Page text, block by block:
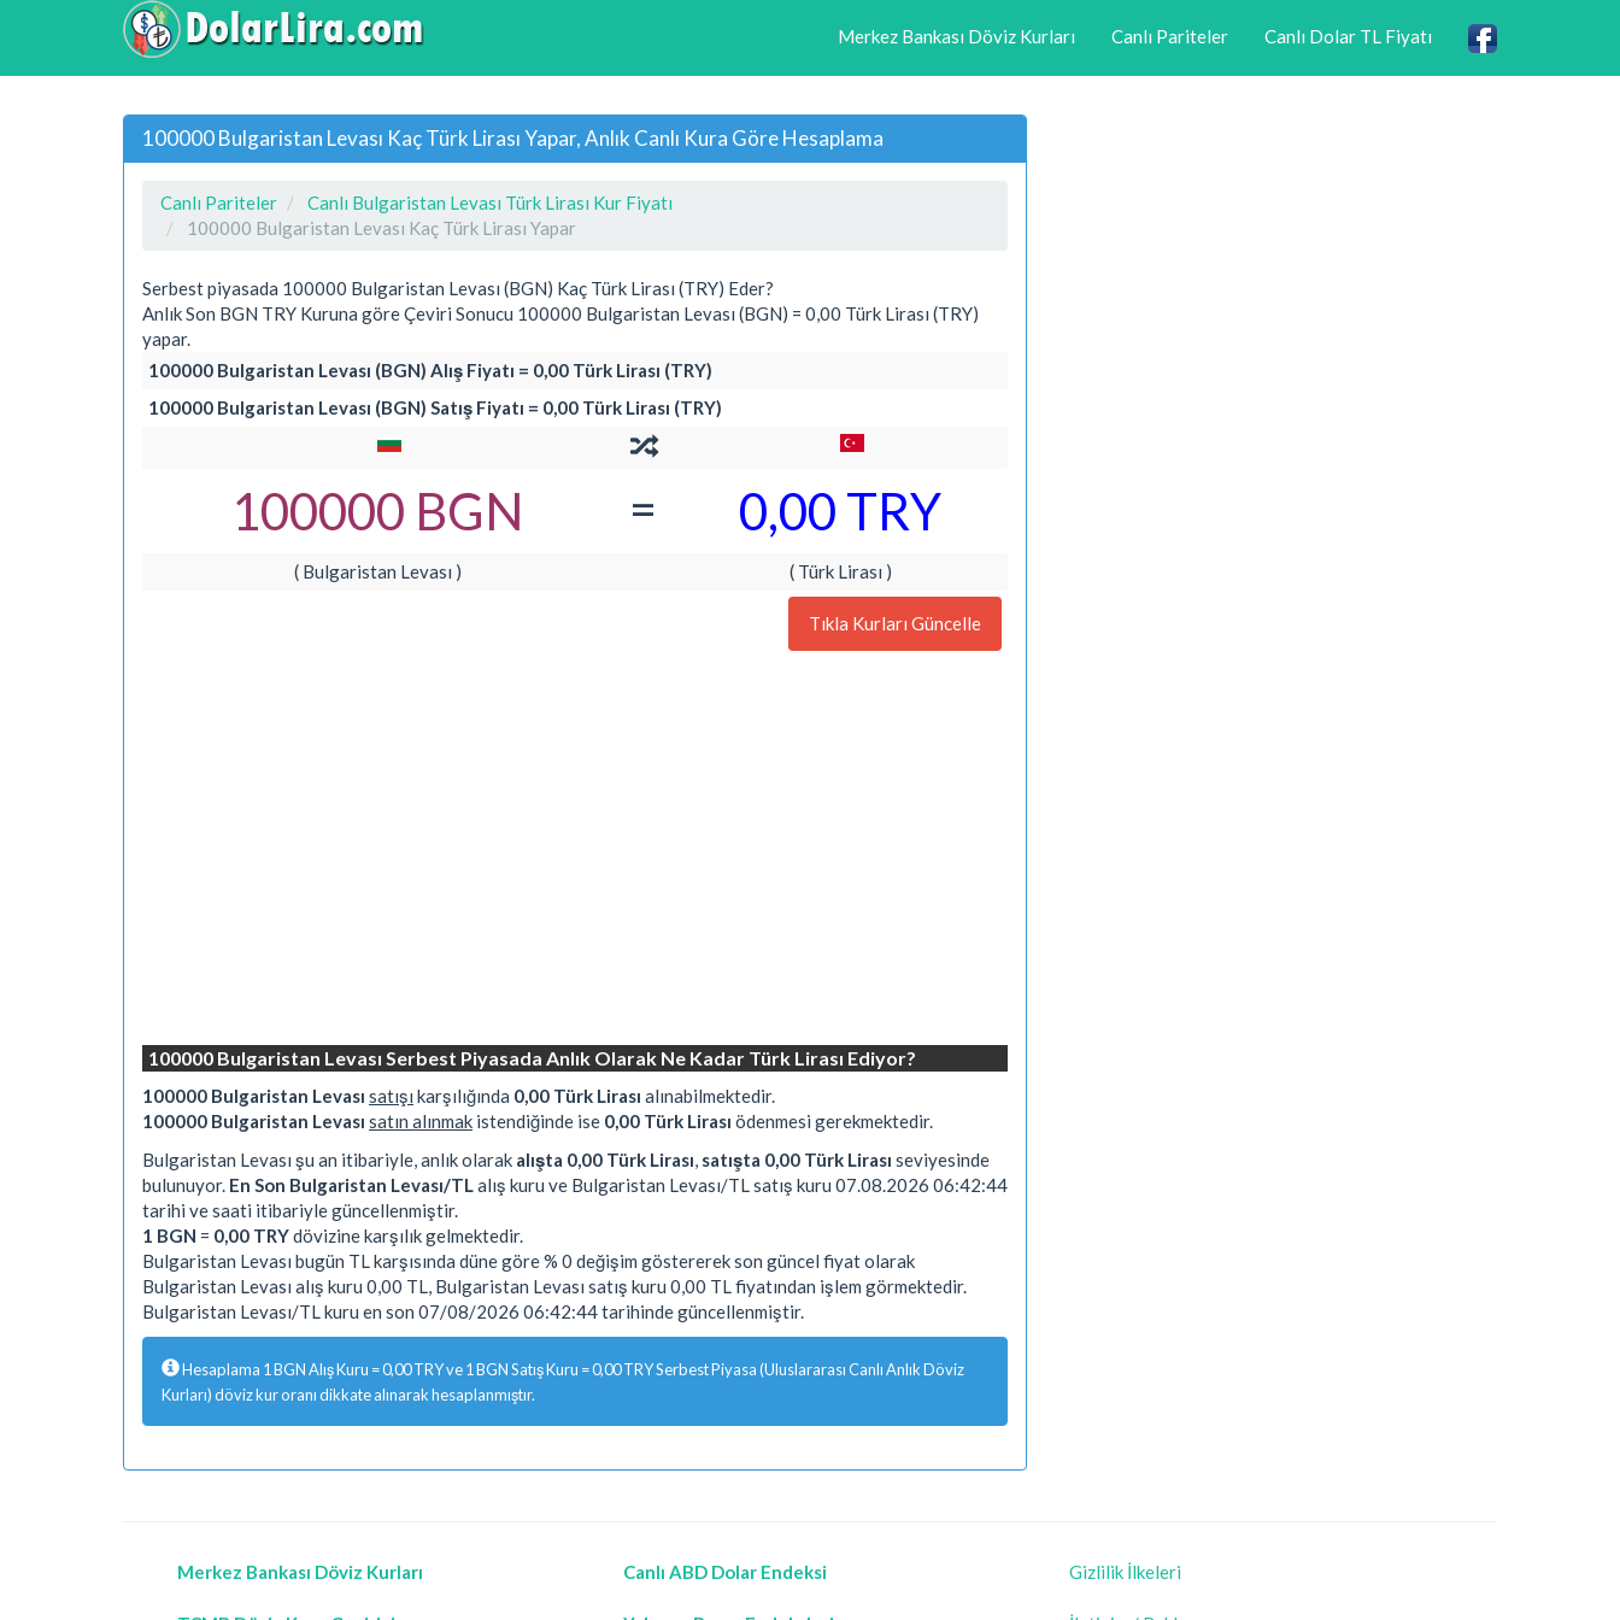
Merkez Bankası Döviz Kurları Canlı Pariteler Canlı Dolar TL Fiyatı
100000 Bulgaristan Levası Kaç Türk Lirası Yapar, Anlık Canlı Kura Göre Hesaplama
Canlı Pariteler
Canlı Bulgaristan Levası Türk Lirası Kur Fiyatı
100000 Bulgaristan Levası Kaç Türk Lirası Yapar
Serbest piyasada 100000 Bulgaristan Levası (BGN) Kaç Türk Lirası (TRY) Eder?
Anlık Son BGN TRY Kuruna göre Çeviri Sonucu 100000 Bulgaristan Levası (BGN) = 0,00 Türk Lirası (TRY)
yapar.
100000 Bulgaristan Levası (BGN) Alış Fiyatı = 0,00 Türk Lirası (TRY)
100000 Bulgaristan Levası (BGN) Satış Fiyatı = 0,00 Türk Lirası (TRY)
100000 BGN = 0,00 TRY
( Bulgaristan Levası ) ( Türk Lirası )
Tıkla Kurları Güncelle
100000 Bulgaristan Levası Serbest Piyasada Anlık Olarak Ne Kadar Türk Lirası Ediyor?
100000 Bulgaristan Levası satışı karşılığında 0,00 Türk Lirası alınabilmektedir.
100000 Bulgaristan Levası satın alınmak istendiğinde ise 0,00 Türk Lirası ödenmesi gerekmektedir.
Bulgaristan Levası şu an itibariyle, anlık olarak alışta 0,00 Türk Lirası satışta 0,00 Türk Lirası seviyesinde
bulunuyor. En Son Bulgaristan Levası/TL alış kuru ve Bulgaristan Levası/TL satış kuru 07.08.2026 06:42:44
tarihi ve saati itibariyle güncellenmiştir.
1 BGN = 0,00 TRYdövizine karşılık gelmektedir.
Bulgaristan Levası bugün TL karşısında düne göre % 0 değişim göstererek son güncel fiyat olarak
Bulgaristan Levası alış kuru 0,00 TL, Bulgaristan Levası satış kuru 0,00 TL fiyatından işlem görmektedir.
Bulgaristan Levası/TL kuru en son 07/08/2026 06:42:44 tarihinde güncellenmiştir.
Hesaplama 1 BGN Alış Kuru = 0,00 TRY ve 1 BGN Satış Kuru = 0,00 TRY Serbest Piyasa (Uluslararası Canlı Anlık Döviz
Kurları) döviz kur oranı dikkate alınarak hesaplanmıştır.
Merkez Bankası Döviz Kurları Canlı ABD Dolar Endeksi Gizlilik İlkeleri